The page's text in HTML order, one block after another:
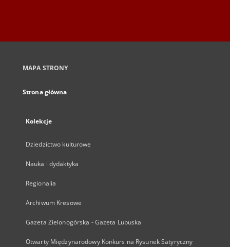
MAPA STRONY
Strona główna
Kolekcje
Dziedzictwo kulturowe
Nauka i dydaktyka
Regionalia
Archiwum Kresowe
Gazeta Zielonogórska - Gazeta Lubuska
Otwarty Międzynarodowy Konkurs na Rysunek Satyryczny